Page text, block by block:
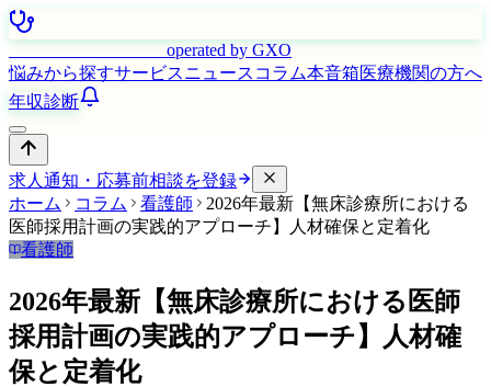
operated by GXO
悩みから探すサービスニュース コラム本音箱医療機関の方へ
年収診断
求人通知・応募前相談を登録
ホーム
コラム 看護師
2026年最新【無床診療所における
医師採用計画の実践的アプローチ】人材確保と定着化
看護師
2026年最新【無床診療所における医師
採用計画の実践的アプローチ】人材確
保と定着化